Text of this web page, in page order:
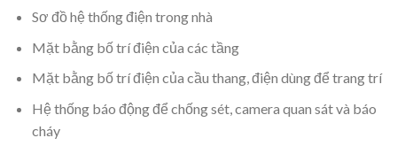
Sơ đồ hệ thống điện trong nhà
Mặt bằng bố trí điện của các tầng
Mặt bằng bố trí điện của cầu thang, điện dùng để trang trí
Hệ thống báo động để chống sét, camera quan sát và báo
cháy